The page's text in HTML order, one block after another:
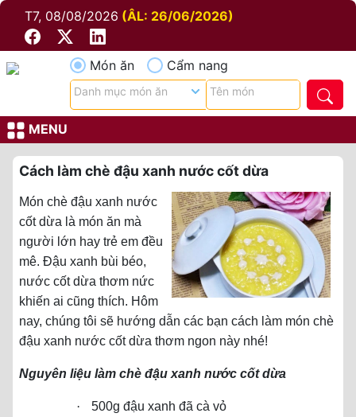
T7, 08/08/2026 (ÂL: 26/06/2026)
Món ăn Cẩm nang
MENU
Cách làm chè đậu xanh nước cốt dừa
Món chè đậu xanh nước
cốt dừa là món ăn mà
người lớn hay trẻ em đều
mê. Đậu xanh bùi béo,
nước cốt dừa thơm nức
khiến ai cũng thích. Hôm
nay, chúng tôi sẽ hướng dẫn các bạn cách làm món chè
đậu xanh nước cốt dừa thơm ngon này nhé!
Nguyên liệu làm chè đậu xanh nước cốt dừa
· 500g đậu xanh đã cà vỏ